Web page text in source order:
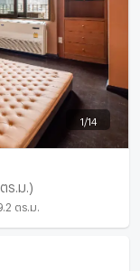
1 /14
ร.ม.)
ตร.ม.